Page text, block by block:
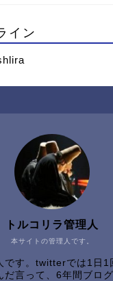
イン
本サイトの管理人です。
トルコリラ管理人
です。twitterでは1日1
だ言って、6年間ブロ